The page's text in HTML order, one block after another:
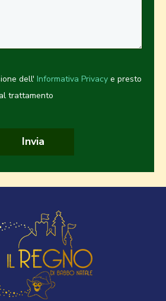
dell' Informativa Privacy e presto
trattamento
Invia